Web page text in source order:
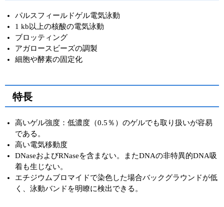
パルスフィールドゲル電気泳動
1 kb以上の核酸の電気泳動
ブロッティング
アガロースビーズの調製
細胞や酵素の固定化
特長
高いゲル強度：低濃度（0.5％）のゲルでも取り扱いが容易
である。
高い電気移動度
DNaseおよびRNaseを含まない。またDNAの非特異的DNA吸
着も生じない。
エチジウムブロマイドで染色した場合バックグラウンドが低
く、泳動バンドを明瞭に検出できる。